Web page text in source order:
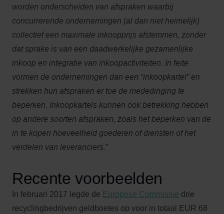
worden onderscheiden van afspraken waarbij
concurrerende ondernemingen (al dan niet heimelijk)
collectief een maximale inkoopprijs afstemmen, zonder
dat sprake is van een daadwerkelijke gezamenlijke
inkoop en integratie van inkoopactiviteiten. In feite
vormen de ondernemingen dan een “inkoopkartel” en
strekken hun afspraken er toe de mededinging te
beperken. Inkoopkartels kunnen ook betrekking hebben
op andere soorten afspraken, zoals het beperken van de
in te kopen hoeveelheid goederen of diensten of het
verdelen van leveranciers.”
Recente voorbeelden
In februari 2017 legde de Europese Commissie drie
recyclingbedrijven geldboetes op voor in totaal EUR 68